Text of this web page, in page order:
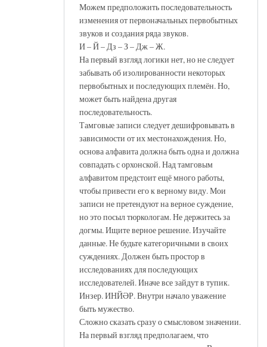
Можем предположить последовательность
изменения от первоначальных первобытных
звуков и создания ряда звуков.
И – Й – Дз – З – Дж – Ж.
На первый взгляд логики нет, но не следует
забывать об изолированности некоторых
первобытных и последующих племён. Но,
может быть найдена другая
последовательность.
Тамговые записи следует дешифровывать в
зависимости от их местонахождения. Но,
основа алфавита должна быть одна и должна
совпадать с орхонской. Над тамговым
алфавитом предстоит ещё много работы,
чтобы привести его к верному виду. Мои
записи не претендуют на верное суждение,
но это посыл тюркологам. Не держитесь за
догмы. Ищите верное решение. Изучайте
данные. Не будьте категоричными в своих
суждениях. Должен быть простор в
исследованиях для последующих
исследователей. Иначе все зайдут в тупик.
Инзер. ИНЙӘР. Внутри начало уважение
быть мужество.
Сложно сказать сразу о смысловом значении.
На первый взгляд предполагаем, что